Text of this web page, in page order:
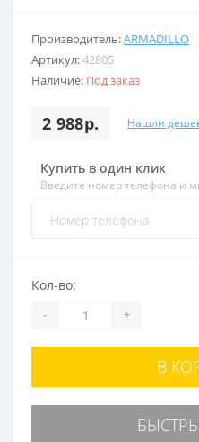
Производитель:ARMADILLO
Артикул:42805
Наличие: Под заказ
2 988р. Нашли
Купить в один клик
Введите номер телефона и
Кол-во:
- +
В